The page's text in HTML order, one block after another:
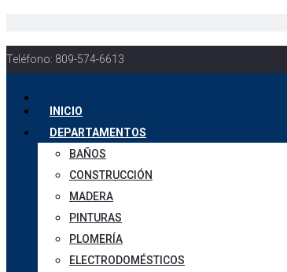
Teléfono: 809-574-6613
INICIO
DEPARTAMENTOS
BAÑOS
CONSTRUCCIÓN
MADERA
PINTURAS
PLOMERÍA
ELECTRODOMÉSTICOS